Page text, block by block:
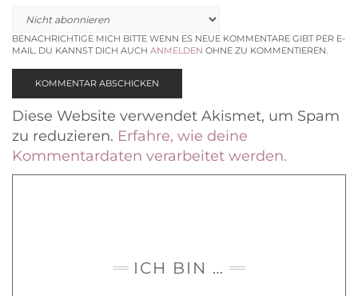
BENACHRICHTIGE MICH BITTE WENN ES NEUE KOMMENTARE GIBT PER E-
MAIL. DU KANNST DICH AUCH ANMELDEN OHNE ZU KOMMENTIEREN.
Diese Website verwendet Akismet, um Spam
zu reduzieren. Erfahre, wie deine
Kommentardaten verarbeitet werden.
ICH BIN …